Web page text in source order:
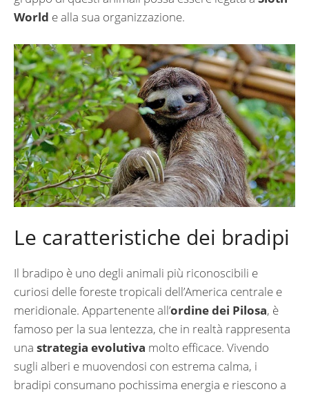
World e alla sua organizzazione.
Le caratteristiche dei bradipi
Il bradipo è uno degli animali più riconoscibili e
curiosi delle foreste tropicali dell’America centrale e
meridionale. Appartenente all’ordine dei Pilosa, è
famoso per la sua lentezza, che in realtà rappresenta
una strategia evolutiva molto efficace. Vivendo
sugli alberi e muovendosi con estrema calma, i
bradipi consumano pochissima energia e riescono a